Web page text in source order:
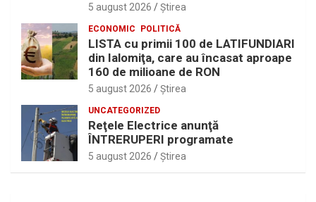
5 august 2026 Ştirea
ECONOMIC POLITICĂ
LISTA cu primii 100 de LATIFUNDIARI
din Ialomiţa, care au încasat aproape
160 de milioane de RON
5 august 2026 Ştirea
UNCATEGORIZED
Reţele Electrice anunţă
ÎNTRERUPERI programate
5 august 2026 Ştirea